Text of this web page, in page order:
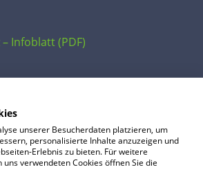
Infoblatt (PDF)
unserer Besucherdaten platzieren, um
personalisierte Inhalte anzuzeigen und
Erlebnis zu bieten. Für weitere
verwendeten Cookies öffnen Sie die